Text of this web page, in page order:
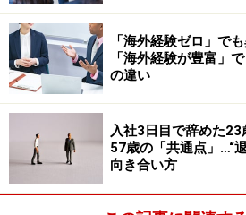
うなクセがある人は注意した方
は、それが不要な場でアピールし
に「本人の自信のなさ」として
る。
「先ほども言いました通
は面接で誤解を受けやすい
「海外経験ゼロ」で
「海外経験が豊富」
の違い
入社3日目で辞めた
57歳の「共通点」…“
向き合い方